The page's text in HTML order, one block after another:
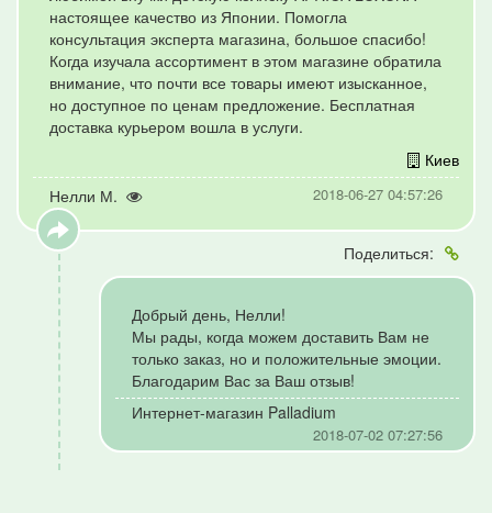
настоящее качество из Японии. Помогла
консультация эксперта магазина, большое спасибо!
Когда изучала ассортимент в этом магазине обратила
внимание, что почти все товары имеют изысканное,
но доступное по ценам предложение. Бесплатная
доставка курьером вошла в услуги.
Киев
Нелли М.
2018-06-27 04:57:26
Поделиться:
Добрый день, Нелли!
Мы рады, когда можем доставить Вам не
только заказ, но и положительные эмоции.
Благодарим Вас за Ваш отзыв!
Интернет-магазин Palladium
2018-07-02 07:27:56